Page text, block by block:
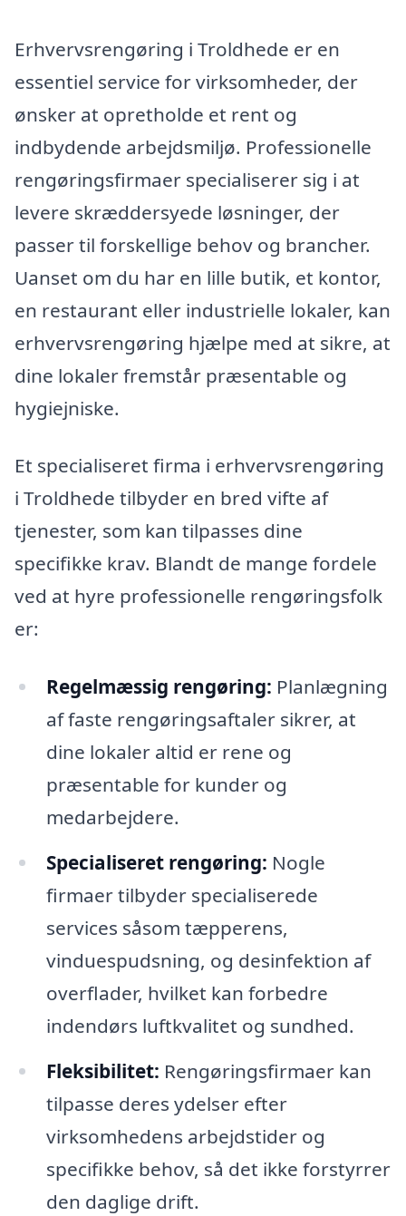
Erhvervsrengøring i Troldhede er en
essentiel service for virksomheder, der
ønsker at opretholde et rent og
indbydende arbejdsmiljø. Professionelle
rengøringsfirmaer specialiserer sig i at
levere skræddersyede løsninger, der
passer til forskellige behov og brancher.
Uanset om du har en lille butik, et kontor,
en restaurant eller industrielle lokaler, kan
erhvervsrengøring hjælpe med at sikre, at
dine lokaler fremstår præsentable og
hygiejniske.
Et specialiseret firma i erhvervsrengøring
i Troldhede tilbyder en bred vifte af
tjenester, som kan tilpasses dine
specifikke krav. Blandt de mange fordele
ved at hyre professionelle rengøringsfolk
er:
Regelmæssig rengøring: Planlægning
af faste rengøringsaftaler sikrer, at
dine lokaler altid er rene og
præsentable for kunder og
medarbejdere.
Specialiseret rengøring: Nogle
firmaer tilbyder specialiserede
services såsom tæpperens,
vinduespudsning, og desinfektion af
overflader, hvilket kan forbedre
indendørs luftkvalitet og sundhed.
Fleksibilitet: Rengøringsfirmaer kan
tilpasse deres ydelser efter
virksomhedens arbejdstider og
specifikke behov, så det ikke forstyrrer
den daglige drift.